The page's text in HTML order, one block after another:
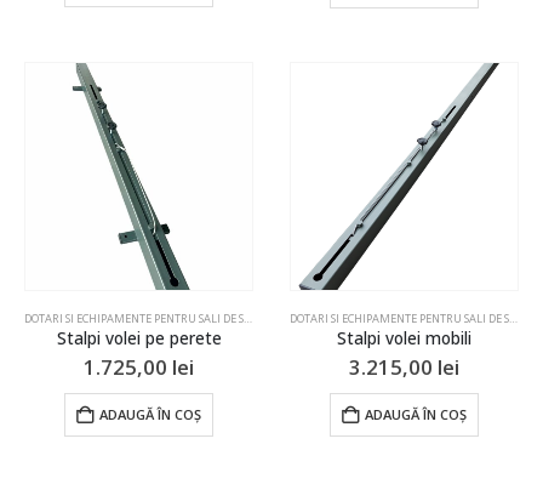
DOTARI SI ECHIPAMENTE PENTRU SALI DE SPORT SI TERENURI , STALPI & FILEE, VOLEI
Stalpi volei pe perete
1.725,00 lei
ADAUGĂ ÎN COȘ
DOTARI SI ECHIPAMENTE PENTRU SALI DE SPORT SI TERENURI
Stalpi volei mobili
3.215,00 lei
ADAUGĂ ÎN COȘ